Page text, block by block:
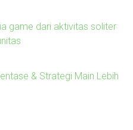
game dari aktivitas soliter
& Strategi Main Lebih